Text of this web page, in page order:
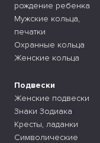
рождение ребенка
Мужские кольца,
печатки
Охранные кольца
Женские кольца
Подвески
Женские подвески
Знаки Зодиака
Кресты, ладанки
Символические